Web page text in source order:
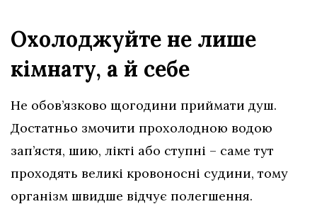
Охолоджуйте не лише
кімнату, а й себе
Не обов’язково щогодини приймати душ.
Достатньо змочити прохолодною водою
зап’ястя, шию, лікті або ступні – саме тут
проходять великі кровоносні судини, тому
організм швидше відчує полегшення.